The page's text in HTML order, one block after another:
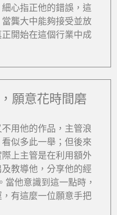
心指正他的錯誤，這
龔大中能夠接受並放
開始在這個行業中成
願意花時間磨
用他的作品，主管浪
似多此一舉；但後來
上主管是在利用額外
教導他，分享他的經
他意識到這一點時，
有這麼一位願意手把